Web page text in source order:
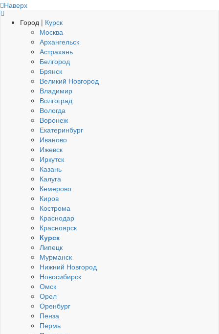
Наверх
Город | Курск
Москва
Архангельск
Астрахань
Белгород
Брянск
Великий Новгород
Владимир
Волгоград
Вологда
Воронеж
Екатеринбург
Иваново
Ижевск
Иркутск
Казань
Калуга
Кемерово
Киров
Кострома
Краснодар
Красноярск
Курск
Липецк
Мурманск
Нижний Новгород
Новосибирск
Омск
Орел
Оренбург
Пенза
Пермь